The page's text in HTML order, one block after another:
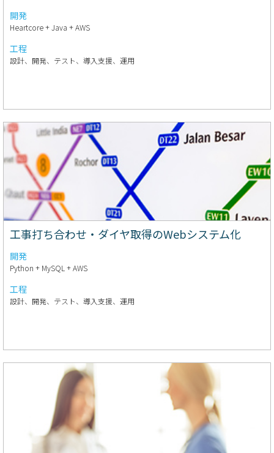
開発
Heartcore + Java + AWS
工程
設計、開発、テスト、導入支援、運用
工事打ち合わせ・ダイヤ取得のWebシステム化
開発
Python + MySQL + AWS
工程
設計、開発、テスト、導入支援、運用